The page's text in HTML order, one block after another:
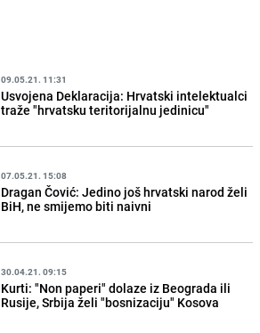
09.05.21. 11:31
Usvojena Deklaracija: Hrvatski intelektualci
traže "hrvatsku teritorijalnu jedinicu"
07.05.21. 15:08
Dragan Čović: Jedino još hrvatski narod želi
BiH, ne smijemo biti naivni
30.04.21. 09:15
Kurti: "Non paperi" dolaze iz Beograda ili
Rusije, Srbija želi "bosnizaciju" Kosova